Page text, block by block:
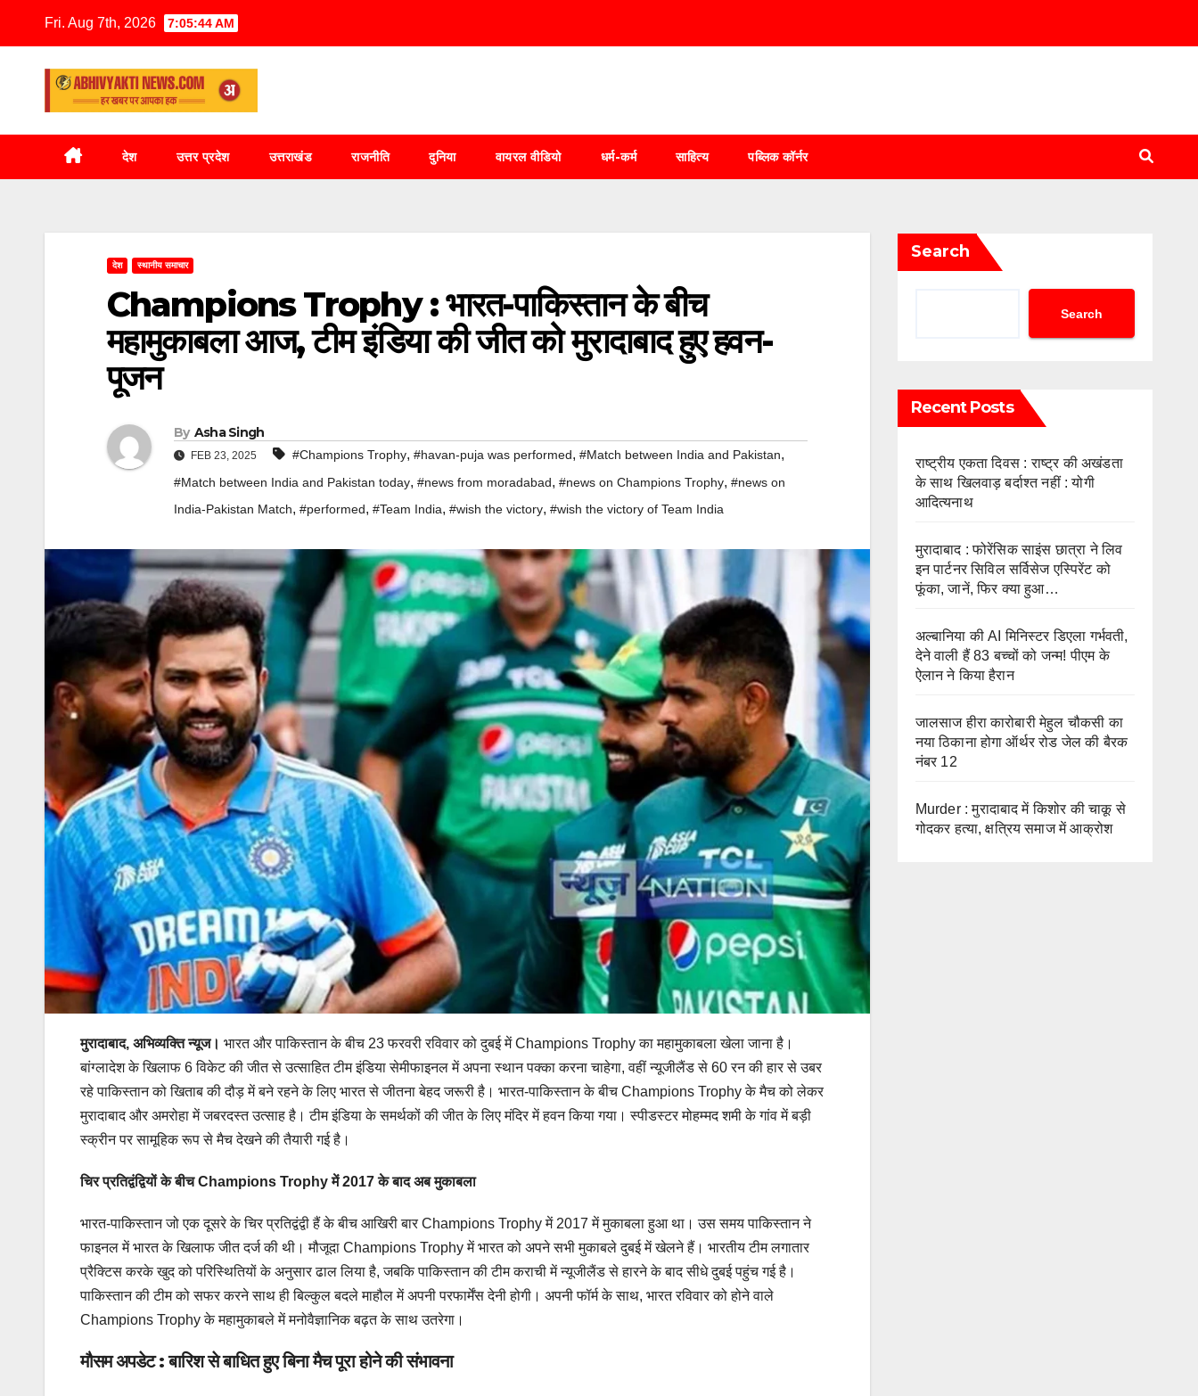
Fri. Aug 7th, 2026 7:05:46 AM
देश उत्तर प्रदेश उत्तराखंड राजनीति दुनिया वायरल वीडियो धर्म-कर्म साहित्य पब्लिक कॉर्नर
देश स्थानीय समाचार
Champions Trophy : भारत-पाकिस्तान के बीच
महामुकाबला आज, टीम इंडिया की जीत को मुरादाबाद हुए हवन-
पूजन
By Asha Singh
FEB 23, 2025 #Champions Trophy, #havan-puja was performed, #Match between India and Pakistan,
#Match between India and Pakistan today, #news from moradabad, #news on Champions Trophy, #news on
India-Pakistan Match, #performed, #Team India, #wish the victory, #wish the victory of Team India
मुरादाबाद, अभिव्यक्ति न्यूज। भारत और पाकिस्तान के बीच 23 फरवरी रविवार को दुबई में Champions Trophy का महामुकाबला खेला जाना है।
बांग्लादेश के खिलाफ 6 विकेट की जीत से उत्साहित टीम इंडिया सेमीफाइनल में अपना स्थान पक्का करना चाहेगा, वहीं न्यूजीलैंड से 60 रन की हार से उबर
रहे पाकिस्तान को खिताब की दौड़ में बने रहने के लिए भारत से जीतना बेहद जरूरी है। भारत-पाकिस्तान के बीच Champions Trophy के मैच को लेकर
मुरादाबाद और अमरोहा में जबरदस्त उत्साह है। टीम इंडिया के समर्थकों की जीत के लिए मंदिर में हवन किया गया। स्पीडस्टर मोहम्मद शमी के गांव में बड़ी
स्क्रीन पर सामूहिक रूप से मैच देखने की तैयारी गई है।
चिर प्रतिद्वंद्वियों के बीच Champions Trophy में 2017 के बाद अब मुकाबला
भारत-पाकिस्तान जो एक दूसरे के चिर प्रतिद्वंद्वी हैं के बीच आखिरी बार Champions Trophy में 2017 में मुकाबला हुआ था। उस समय पाकिस्तान ने
फाइनल में भारत के खिलाफ जीत दर्ज की थी। मौजूदा Champions Trophy में भारत को अपने सभी मुकाबले दुबई में खेलने हैं। भारतीय टीम लगातार
प्रैक्टिस करके खुद को परिस्थितियों के अनुसार ढाल लिया है, जबकि पाकिस्तान की टीम कराची में न्यूजीलैंड से हारने के बाद सीधे दुबई पहुंच गई है।
पाकिस्तान की टीम को सफर करने साथ ही बिल्कुल बदले माहौल में अपनी परफार्मेंस देनी होगी। अपनी फॉर्म के साथ, भारत रविवार को होने वाले
Champions Trophy के महामुकाबले में मनोवैज्ञानिक बढ़त के साथ उतरेगा।
मौसम अपडेट : बारिश से बाधित हुए बिना मैच पूरा होने की संभावना
Search
Search
Recent Posts
राष्ट्रीय एकता दिवस : राष्ट्र की अखंडता
के साथ खिलवाड़ बर्दाश्त नहीं : योगी
आदित्यनाथ
मुरादाबाद : फोरेंसिक साइंस छात्रा ने लिव
इन पार्टनर सिविल सर्विसेज एस्पिरेंट को
फूंका, जानें, फिर क्या हुआ…
अल्बानिया की AI मिनिस्‍टर डिएला गर्भवती,
देने वाली हैं 83 बच्चों को जन्‍म! पीएम के
ऐलान ने किया हैरान
जालसाज हीरा कारोबारी मेहुल चौकसी का
नया ठिकाना होगा ऑर्थर रोड जेल की बैरक
नंबर 12
Murder : मुरादाबाद में किशोर की चाकू से
गोदकर हत्या, क्षत्रिय समाज में आक्रोश